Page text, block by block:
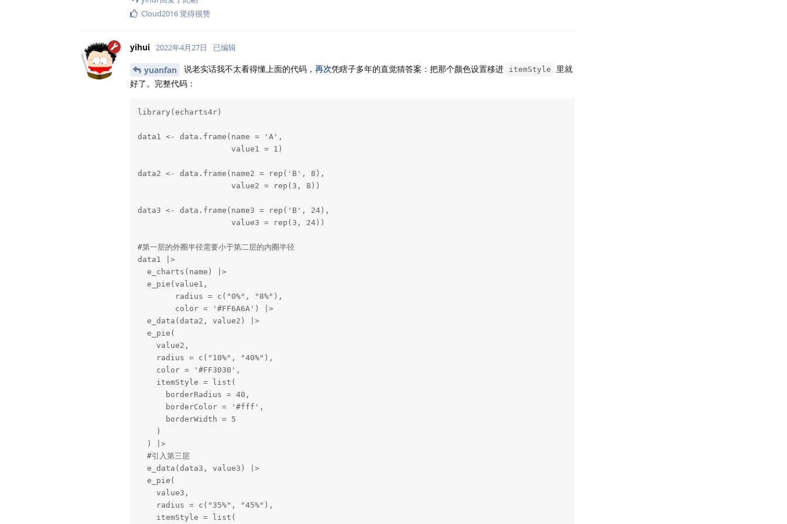
Cloud2016觉得很赞
yihui 2022年4月27日 已编辑
yuanfan 说老实话我不太看得懂上面的代码， 再次凭瞎子多年的直觉猜答案：把那个颜色设置移进 itemStyle
里就
好了。完整代码：
library(echarts4r)
data1 <- data.frame(name = 'A',
                    value1 = 1)
data2 <- data.frame(name2 = rep('B', 8),
                    value2 = rep(3, 8))
data3 <- data.frame(name3 = rep('B', 24),
                    value3 = rep(3, 24))
#第一层的外圈半径需要小于第二层的内圈半径
data1 |>
  e_charts(name) |>
  e_pie(value1,
        radius = c("0%", "8%"),
        color = '#FF6A6A') |>
  e_data(data2, value2) |>
  e_pie(
    value2,
    radius = c("10%", "40%"),
    color = '#FF3030',
    itemStyle = list(
      borderRadius = 40,
      borderColor = '#fff',
      borderWidth = 5
    )
  ) |>
  #引入第三层
  e_data(data3, value3) |>
  e_pie(
    value3,
    radius = c("35%", "45%"),
    itemStyle = list(